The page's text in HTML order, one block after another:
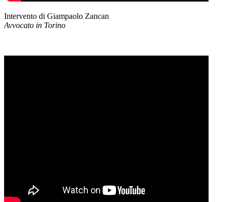
Intervento di Giampaolo Zancan
Avvocato in Torino